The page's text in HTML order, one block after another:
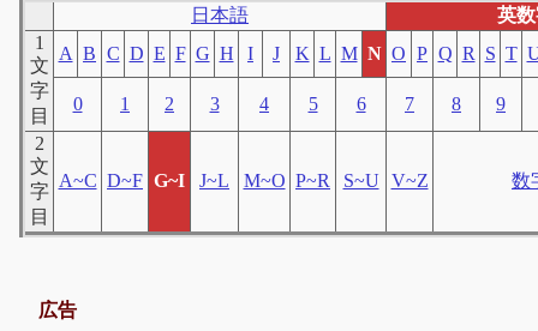
日本語
英
1
文
字
目
A B C D E F G H I J K L M N O P Q R S T
0 1 2 3 4 5 6 7 8
9
2
文
字
目
A~C D~F G~I J~L M~O P~R S~U V~Z 数
広告